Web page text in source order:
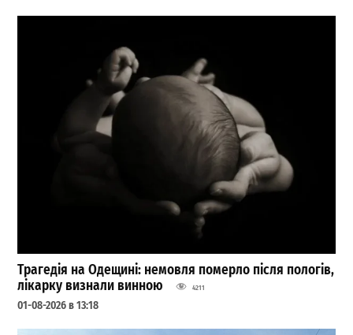
Трагедія на Одещині: немовля померло після пологів,
лікарку визнали винною
4211
01-08-2026 в 13:18